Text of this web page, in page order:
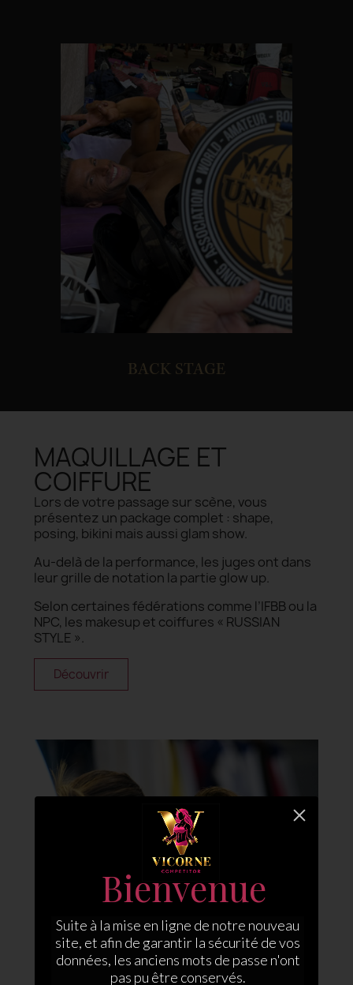
BACK STAGE
MAQUILLAGE ET
COIFFURE
Lors de votre passage sur scène, vous
présentez un package complet : shape,
posing, bikini mais aussi glam show.
Au-delà de la performance, les juges ont dans
leur grille de notation la partie glow up.
Selon certaines fédérations comme l’IFBB ou la
NPC, les makesup et coiffures « RUSSIAN
STYLE ».
Découvrir
Bienvenue
Suite à la mise en ligne de notre nouveau
site, et afin de garantir la sécurité de vos
données, les anciens mots de passe n'ont
pas pu être conservés.